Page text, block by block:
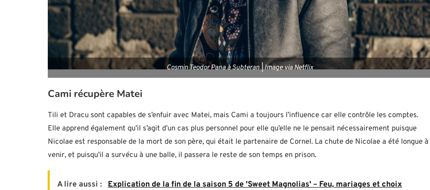
Cosmin Teodor Pana à Subteran | Image via Netflix
Cami récupère Matei
Tili et Dracu sont capables de s’enfuir avec Matei, mais Cami a toujours l’influence car elle contrôle les comptes.
Elle apprend également qu’il s’agit d’un cas plus personnel pour elle qu’elle ne le pensait nécessairement puisque
Nicolae est responsable de la mort de son père, qui était le partenaire de Cornel. La chute de Nicolae a été longue à
venir, et puisqu’il a survécu à une balle, il passera le reste de son temps en prison.
A lire aussi : Explication de la fin de la saison 5 de 'Sweet Magnolias' – Feu, mariages et choix